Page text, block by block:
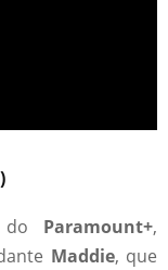
do Paramount+,
Maddie, que